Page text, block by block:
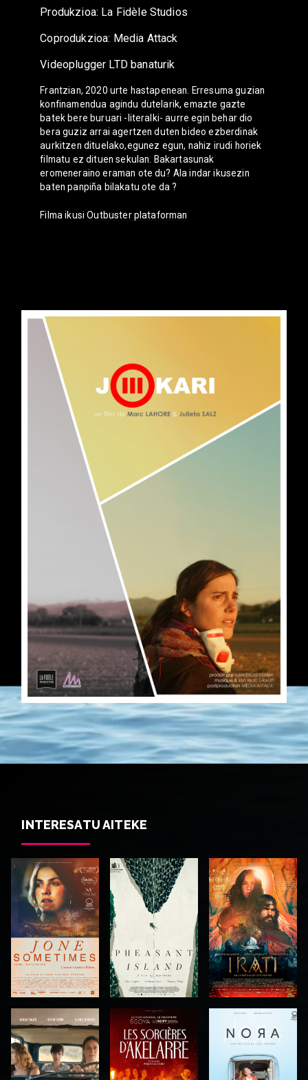
Produkzioa: La Fidèle Studios
Coprodukzioa: Media Attack
Videoplugger LTD banaturik
Frantzian, 2020 urte hastapenean. Erresuma guzian
konfinamendua agindu dutelarik, emazte gazte
batek bere buruari -literalki- aurre egin behar dio
bera guziz arrai agertzen duten bideo ezberdinak
aurkitzen dituelako,egunez egun, nahiz irudi horiek
filmatu ez dituen sekulan. Bakartasunak
eromeneraino eraman ote du? Ala indar ikusezin
baten panpiña bilakatu ote da ?
Filma ikusiOutbuster plataforman
INTERESATU AITEKE